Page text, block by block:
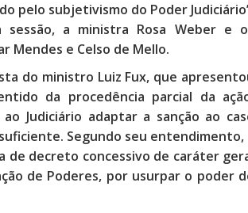
pelo subjetivismo do Poder
sessão, a ministra Rosa Weber e
Mendes e Celso de Mello.
do ministro Luiz Fux, que
da procedência parcial da
Judiciário adaptar a sanção ao
Segundo seu entendimento,
de decreto concessivo de caráter
de Poderes, por usurpar o poder